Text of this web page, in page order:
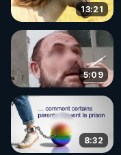
13:21
5:09
8:32